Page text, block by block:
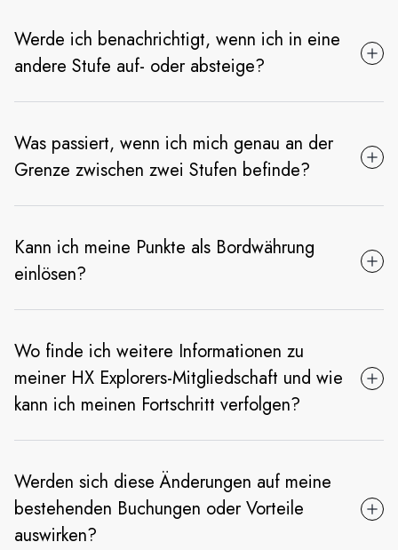
Werde ich benachrichtigt, wenn ich in eine
andere Stufe auf- oder absteige?
Was passiert, wenn ich mich genau an der
Grenze zwischen zwei Stufen befinde?
Kann ich meine Punkte als Bordwährung
einlösen?
Wo finde ich weitere Informationen zu
meiner HX Explorers-Mitgliedschaft und wie
kann ich meinen Fortschritt verfolgen?
Werden sich diese Änderungen auf meine
bestehenden Buchungen oder Vorteile
auswirken?